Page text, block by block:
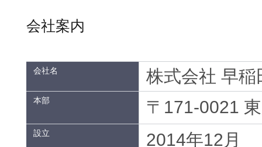
会社案内
会社名 株式会社 早稲
本部 〒171-0021
設立 2014年12月